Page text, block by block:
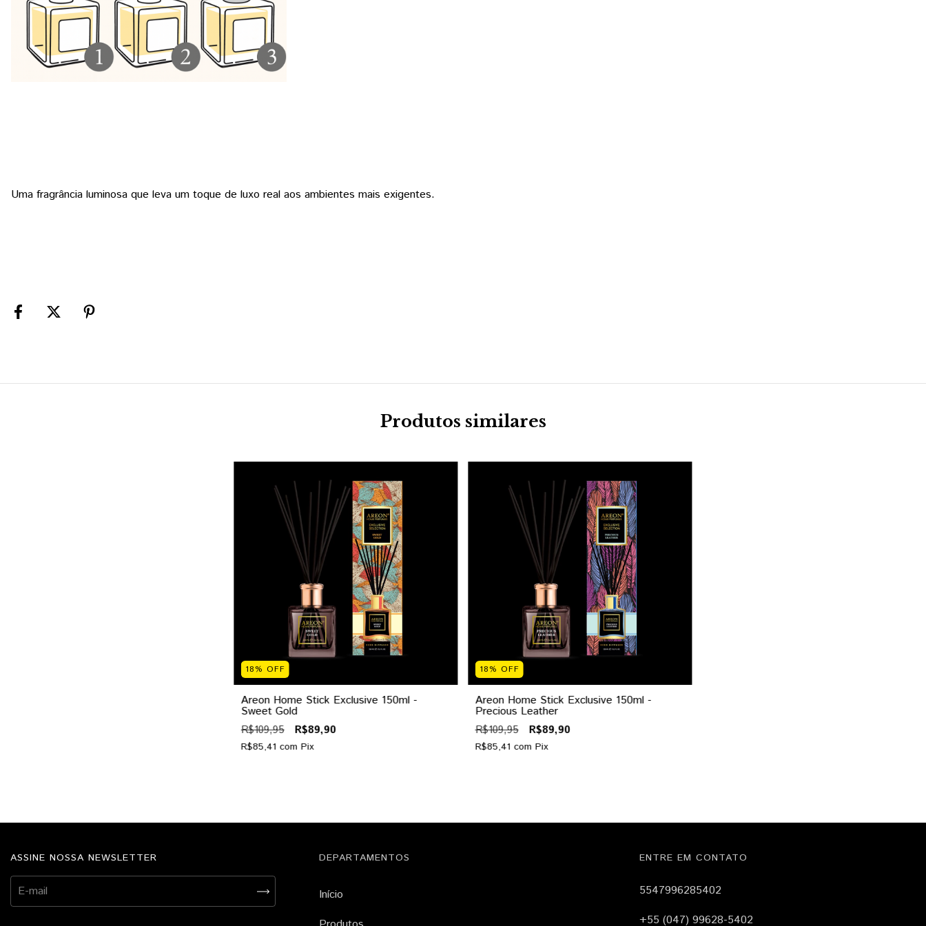
Uma fragrância luminosa que leva um toque de luxo real aos ambientes mais exigentes.
Produtos similares
18% OFF
Areon Home Stick Exclusive 150ml -
Sweet Gold
R$109,95 R$89,90
R$85,41 com Pix
18% OFF
Areon Home Stick Exclusive 150ml -
Precious Leather
R$109,95 R$89,90
R$85,41 com Pix
ASSINE NOSSA NEWSLETTER DEPARTAMENTOS
Início
ENTRE EM CONTATO
5547996285402
+55 (047) 99628-5402